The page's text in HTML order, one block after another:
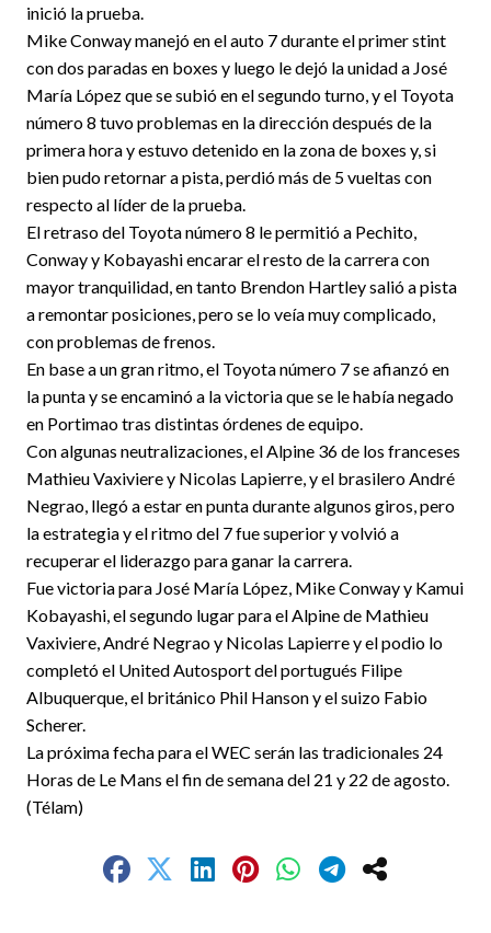
inició la prueba.
Mike Conway manejó en el auto 7 durante el primer stint
con dos paradas en boxes y luego le dejó la unidad a José
María López que se subió en el segundo turno, y el Toyota
número 8 tuvo problemas en la dirección después de la
primera hora y estuvo detenido en la zona de boxes y, si
bien pudo retornar a pista, perdió más de 5 vueltas con
respecto al líder de la prueba.
El retraso del Toyota número 8 le permitió a Pechito,
Conway y Kobayashi encarar el resto de la carrera con
mayor tranquilidad, en tanto Brendon Hartley salió a pista
a remontar posiciones, pero se lo veía muy complicado,
con problemas de frenos.
En base a un gran ritmo, el Toyota número 7 se afianzó en
la punta y se encaminó a la victoria que se le había negado
en Portimao tras distintas órdenes de equipo.
Con algunas neutralizaciones, el Alpine 36 de los franceses
Mathieu Vaxiviere y Nicolas Lapierre, y el brasilero André
Negrao, llegó a estar en punta durante algunos giros, pero
la estrategia y el ritmo del 7 fue superior y volvió a
recuperar el liderazgo para ganar la carrera.
Fue victoria para José María López, Mike Conway y Kamui
Kobayashi, el segundo lugar para el Alpine de Mathieu
Vaxiviere, André Negrao y Nicolas Lapierre y el podio lo
completó el United Autosport del portugués Filipe
Albuquerque, el británico Phil Hanson y el suizo Fabio
Scherer.
La próxima fecha para el WEC serán las tradicionales 24
Horas de Le Mans el fin de semana del 21 y 22 de agosto.
(Télam)